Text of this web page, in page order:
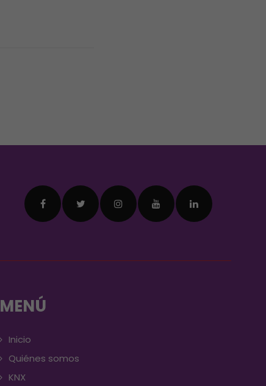
MENÚ
Inicio
Quiénes somos
KNX